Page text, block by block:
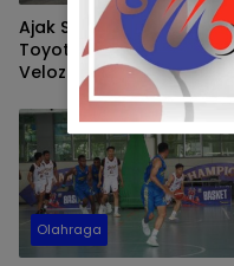
Ajak Sehat Bareng, Kalla
Toyota Selenggarakan
Veloz Hybrid Fun Run
Olahraga